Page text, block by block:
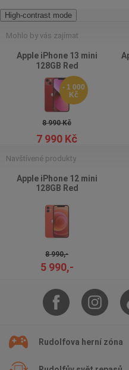
High-contrast mode
Mohlo by vás zajímat
Apple iPhone 13 mini
128GB Red
- 1 000
Kč
8 990 Kč
7 990 Kč
Navštívené produkty
Apple iPhone 12 mini
128GB Red
8 990,-
5 990,-
Rudolfova herní zóna